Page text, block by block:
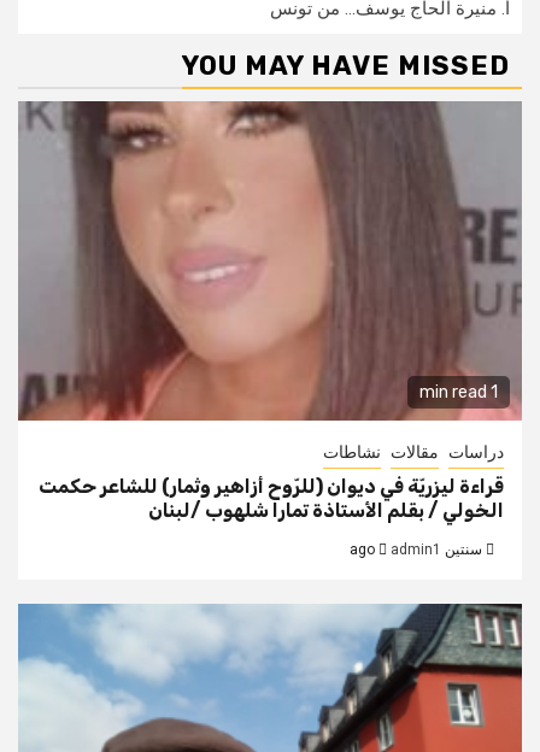
أ. منيرة الحاج يوسف… من تونس
YOU MAY HAVE MISSED
1 min read
دراسات مقالات نشاطات
قراءة ليزريّة في ديوان (للرّوح أزاهير وثمار) للشاعر حكمت
الخولي / بقلم الأستاذة تمارا شلهوب /لبنان
سنتين ago admin1